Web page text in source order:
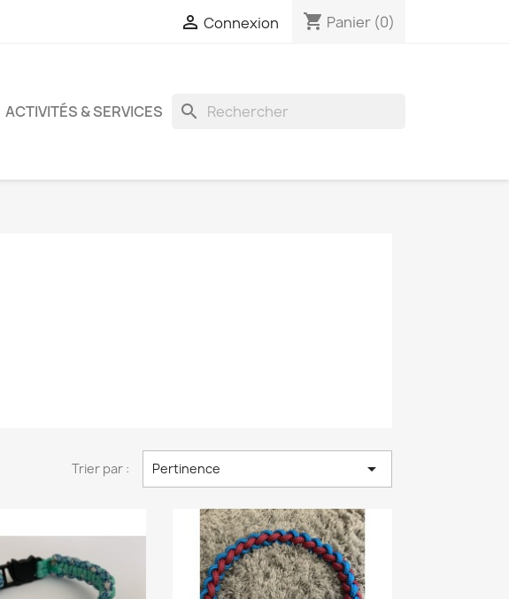
 Connexion shopping_cart Panier (0)
ACTIVITÉS & SERVICES search
Trier par : Pertinence 